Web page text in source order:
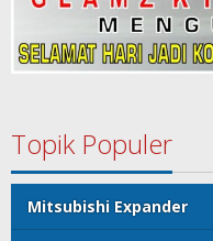
Topik Populer
Mitsubishi Expander